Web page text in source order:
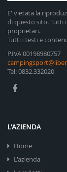
E' vietata la
di questo sito. Tutti
proprietari.
Tutti i testi e
P.IVA 00198980757
Tel: 0832.332020
L'AZIENDA
Home
L'azienda